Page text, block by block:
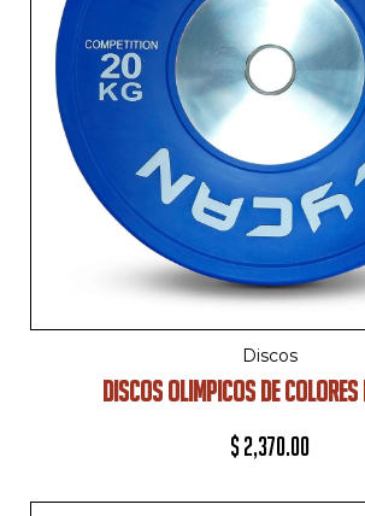
Discos
DISCOS OLIMPICOS DE COLORES
$2,370.00